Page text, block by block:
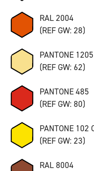
RAL 2004
(REF GW: 28)
PANTONE
(REF GW: 62)
PANTONE 485
(REF GW: 80)
PANTONE 102
(REF GW: 23)
RAL 8004